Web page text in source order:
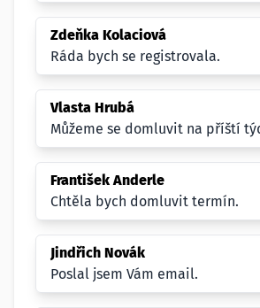
Zdeňka Kolaciová
Ráda bych se registrovala.
Vlasta Hrubá
Můžeme se domluvit na příští
František Anderle
Chtěla bych domluvit termín.
Jindřich Novák
Poslal jsem Vám email.